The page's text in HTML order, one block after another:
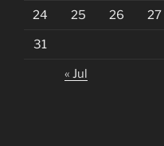
24 25 26 27
31
« Jul